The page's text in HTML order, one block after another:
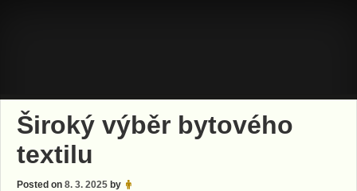
Široký výběr bytového
textilu
Posted on 8. 3. 2025 by